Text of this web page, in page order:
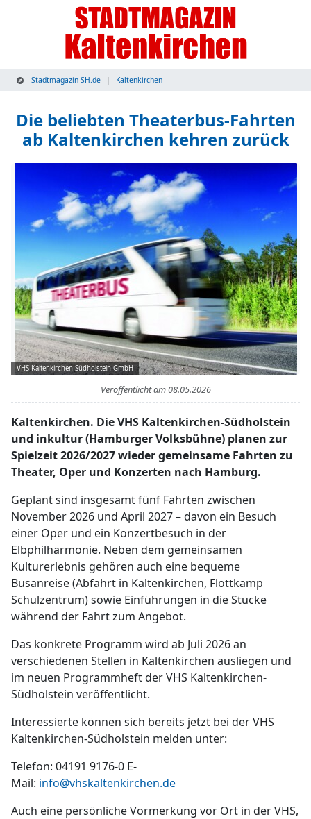
Stadtmagazin-SH.de Kaltenkirchen
Die beliebten Theaterbus-Fahrten
ab Kaltenkirchen kehren zurück
VHS Kaltenkirchen-Südholstein GmbH
Veröffentlicht am08.05.2026
Kaltenkirchen. Die VHS Kaltenkirchen-Südholstein
und inkultur (Hamburger Volksbühne) planen zur
Spielzeit 2026/2027 wieder gemeinsame Fahrten zu
Theater, Oper und Konzerten nach Hamburg.
Geplant sind insgesamt fünf Fahrten zwischen
November 2026 und April 2027 – davon ein Besuch
einer Oper und ein Konzertbesuch in der
Elbphilharmonie. Neben dem gemeinsamen
Kulturerlebnis gehören auch eine bequeme
Busanreise (Abfahrt in Kaltenkirchen, Flottkamp
Schulzentrum) sowie Einführungen in die Stücke
während der Fahrt zum Angebot.
Das konkrete Programm wird ab Juli 2026 an
verschiedenen Stellen in Kaltenkirchen ausliegen und
im neuen Programmheft der VHS Kaltenkirchen-
Südholstein veröffentlicht.
Interessierte können sich bereits jetzt bei der VHS
Kaltenkirchen-Südholstein melden unter:
Telefon: 04191 9176-0 E-
Mail: info@vhskaltenkirchen.de
Auch eine persönliche Vormerkung vor Ort in der VHS,